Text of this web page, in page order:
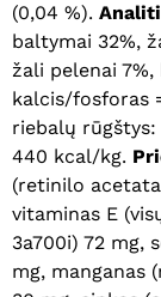
(0,04 %).
baltymai 32%,
žali pelenai 7%,
kalcis/fosforas
riebalų rūgštys:
440 kcal/kg.
(retinilo
vitaminas E
3a700i) 72 mg,
mg, manganas